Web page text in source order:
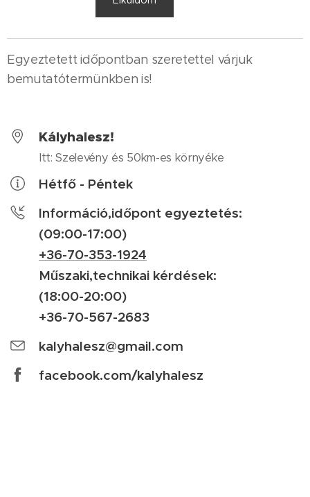
Egyeztetett időpontban szeretettel várjuk
bemutatótermünkben is!
Kályhalesz!
Itt: Szelevény és 50km-es környéke
Hétfő - Péntek
Információ,időpont egyeztetés:
(09:00-17:00)
+36-70-353-1924
Műszaki,technikai kérdések:
(18:00-20:00)
+36-70-567-2683
kalyhalesz@gmail.com
facebook.com/kalyhalesz